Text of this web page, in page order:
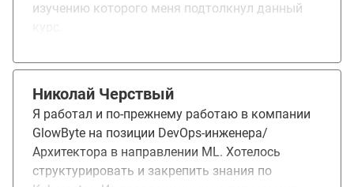
изучению которого меня подтолкнул данный
Николай Черствый
Я работал и по-прежнему работаю в компании
GlowByte на позиции DevOps-инженера/
Архитектора в направлении ML. Хотелось
структурировать и закрепить знания по